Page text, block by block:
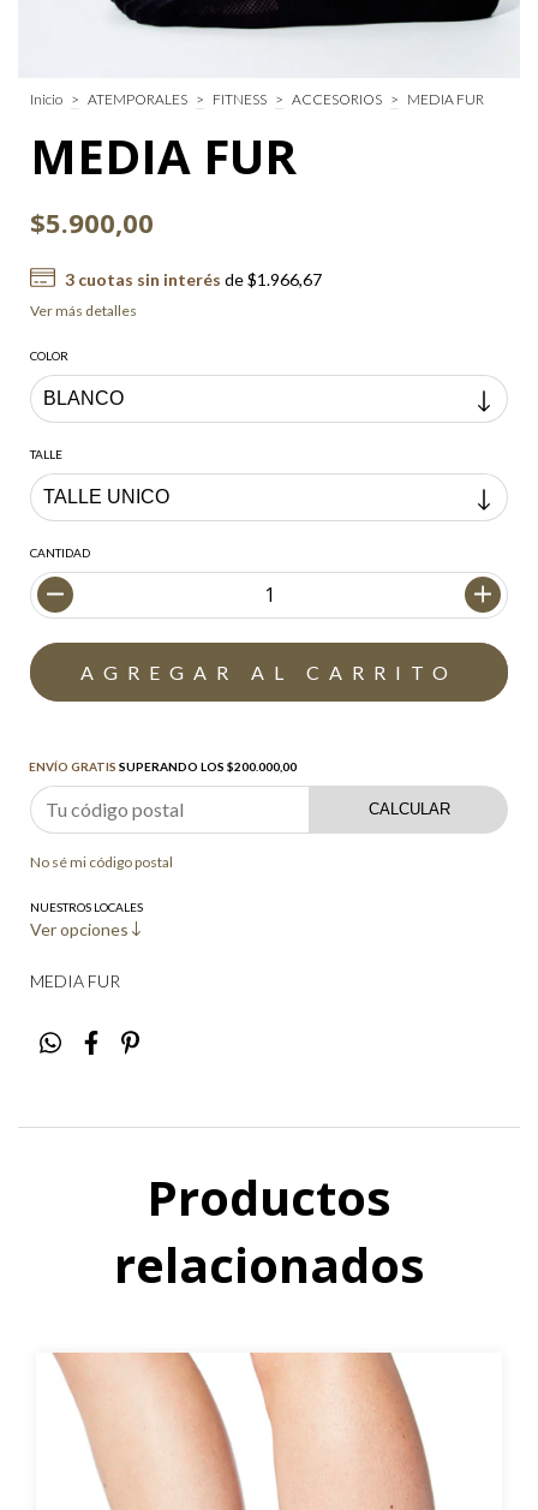
Inicio > ATEMPORALES > FITNESS > ACCESORIOS > MEDIA FUR
MEDIA FUR
$5.900,00
3cuotas sin interés de$1.966,67
Ver más detalles
COLOR
TALLE
CANTIDAD
ENVÍO GRATIS SUPERANDO LOS $200.000,00
CALCULAR
No sé mi código postal
NUESTROS LOCALES
Ver opciones
MEDIA FUR
Productos
relacionados